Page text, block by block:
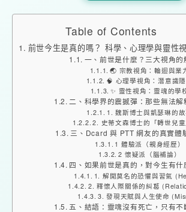
Table of Contents
前世今生是真的嗎？ 科學、心理學與靈性
一、前世是什麼？三大視角的
🌏 宗教視角：輪迴與業
🧠 心理學視角：潛意識
✨ 靈性視角：靈魂的學
二、科學界的震撼彈：那些無法解
1. 魏斯博士與凱瑟琳的故
2. 史蒂文森博士的「轉世兒
三、Dcard 與 PTT 網友的真實體
1 體驗派（親身經歷）
2 懷疑派（腦補論）
四、如果前世是真的，對今生有什
1. 解開莫名的恐懼與習氣
2. 釋懷人際關係的糾葛
3. 發現天賦與人生使命
五、結語：靈魂沒有死亡，只有不